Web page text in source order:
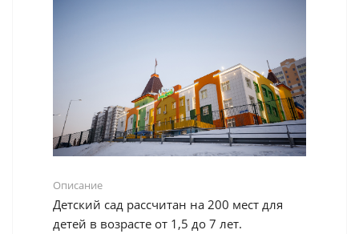
Описание
Детский сад рассчитан на 200 мест для
детей в возрасте от 1,5 до 7 лет.